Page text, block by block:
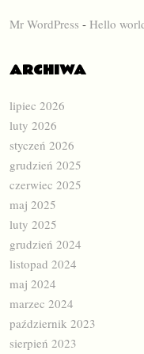
Mr WordPress - Hello
ARCHIWA
lipiec 2026
luty 2026
styczeń 2026
grudzień 2025
czerwiec 2025
maj 2025
luty 2025
grudzień 2024
listopad 2024
maj 2024
marzec 2024
październik 2023
sierpień 2023